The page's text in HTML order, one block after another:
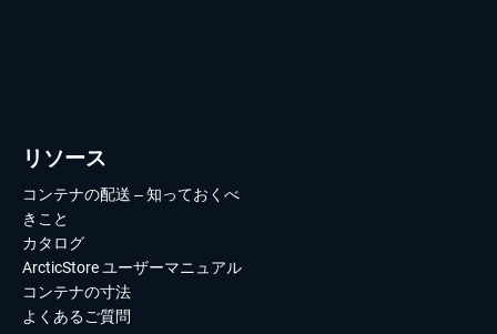
リソース
コンテナの配送 – 知っておくべ
きこと
カタログ
ArcticStore ユーザーマニュアル
コンテナの寸法
よくあるご質問